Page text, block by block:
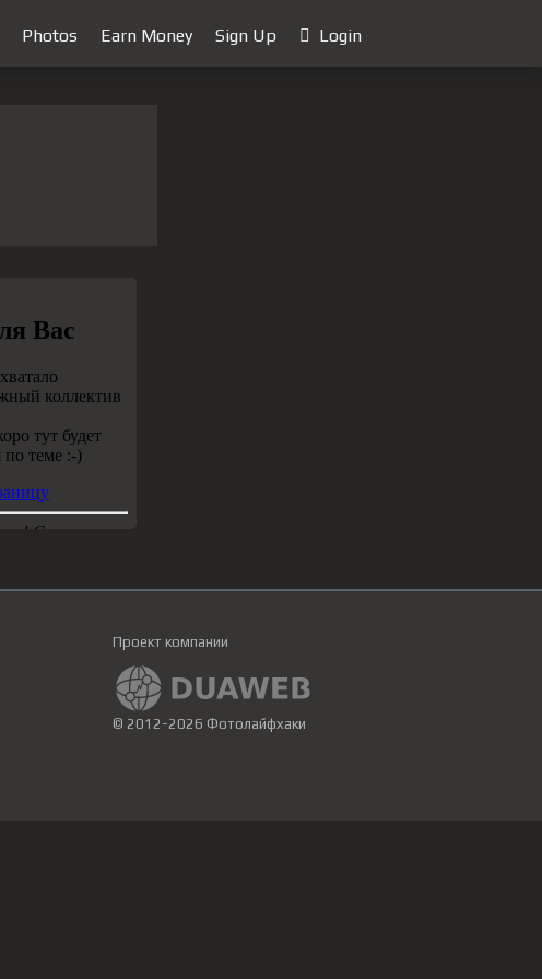
Photos Earn Money Sign Up Login
Проект компании
© 2012-2026 Фотолайфхаки